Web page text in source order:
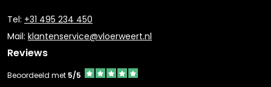
Tel: +31 495 234 450
Mail: klantenservice@vloerweert.nl
Reviews
Beoordeeld met 5/5